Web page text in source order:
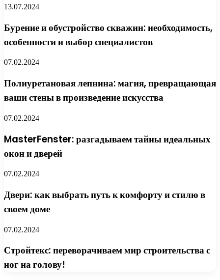
13.07.2024
Бурение и обустройство скважин: необходимость,
особенности и выбор специалистов
07.02.2024
Полиуретановая лепнина: магия, превращающая
ваши стены в произведение искусства
07.02.2024
MasterFenster: разгадываем тайны идеальных
окон и дверей
07.02.2024
Двери: как выбрать путь к комфорту и стилю в
своем доме
07.02.2024
Стройтекс: переворачиваем мир строительства с
ног на голову!